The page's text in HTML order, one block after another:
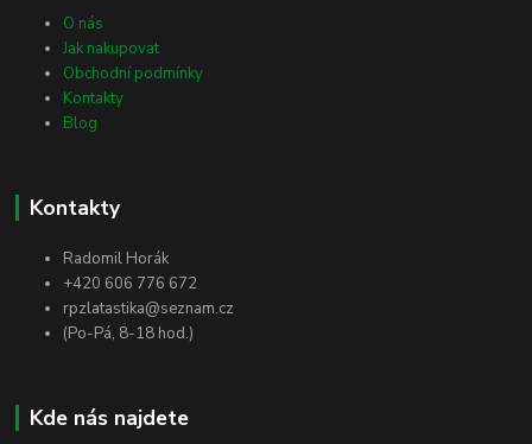
O nás
Jak nakupovat
Obchodní podmínky
Kontakty
Blog
Kontakty
Radomil Horák
+420 606 776 672
rpzlatastika@seznam.cz
(Po-Pá, 8-18 hod.)
Kde nás najdete